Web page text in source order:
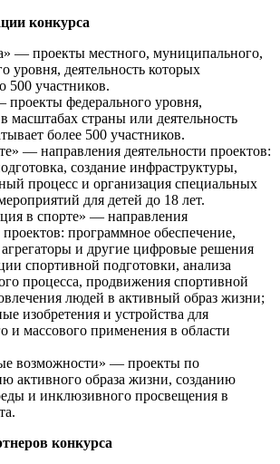
конкурса
— проекты местного, муниципального,
уровня, деятельность которых
500 участников.
федерального уровня,
масштабах страны или деятельность
более 500 участников.
— направления деятельности проектов:
создание инфраструктуры,
процесс и организация специальных
для детей до 18 лет.
в спорте» — направления
проектов: программное обеспечение,
и другие цифровые решения
спортивной подготовки, анализа
процесса, продвижения спортивной
людей в активный образ жизни;
изобретения и устройства для
и массового применения в области
возможности» — проекты по
активного образа жизни, созданию
и инклюзивного просвещения в
конкурса